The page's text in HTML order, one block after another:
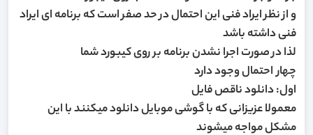
و از نظر ایراد فنی این احتمال در حد صفر است که برنامه ای ایراد
فنی داشته باشد
لذا در صورت اجرا نشدن برنامه بر روی کیبورد شما
چهار احتمال وجود دارد
اول: دانلود ناقص فایل
معمولا عزیزانی که با گوشی موبایل دانلود میکنند با این
مشکل مواجه میشوند